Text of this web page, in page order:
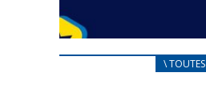
CARNET D’ACCUEIL
\